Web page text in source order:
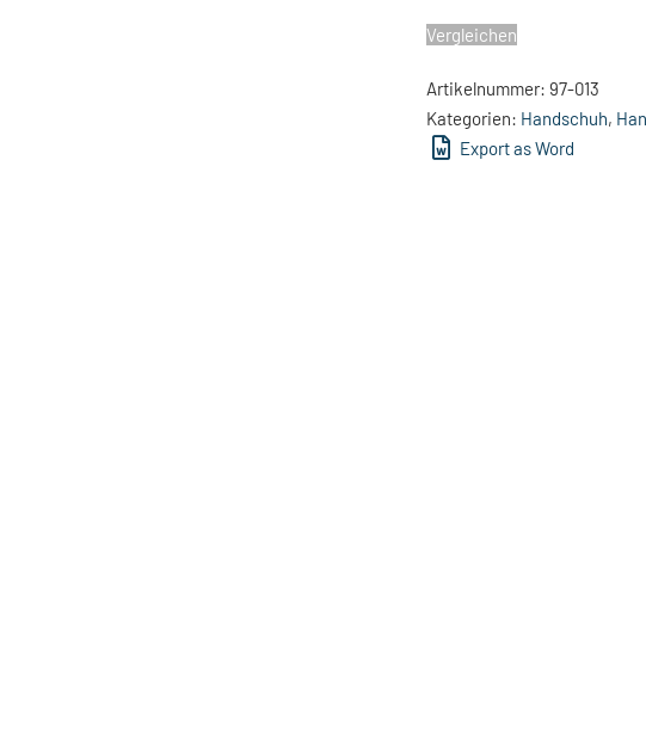
Vergleichen
Artikelnummer: 97-013
Kategorien: Handschuh,
Export as Word